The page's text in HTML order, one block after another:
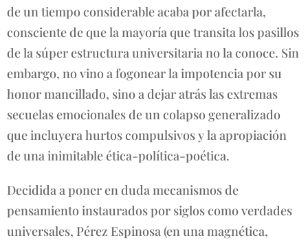
de un tiempo considerable acaba por afectarla,
consciente de que la mayoría que transita los pasillos
de la súper estructura universitaria no la conoce. Sin
embargo, no vino a fogonear la impotencia por su
honor mancillado, sino a dejar atrás las extremas
secuelas emocionales de un colapso generalizado
que incluyera hurtos compulsivos y la apropiación
de una inimitable ética-política-poética.
Decidida a poner en duda mecanismos de
pensamiento instaurados por siglos como verdades
universales, Pérez Espinosa (en una magnética,